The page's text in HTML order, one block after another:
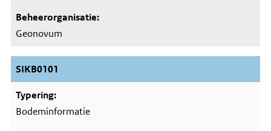
Geonovum
SIKB0101
Bodeminformatie